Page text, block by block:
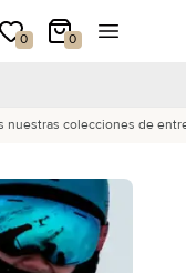
0
Mi lista de deseos
0
Mi carritoAbrir el
nuestras colecciones de